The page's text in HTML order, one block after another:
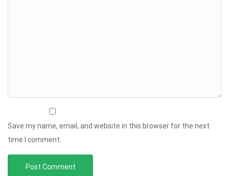
Save my name, email, and website in this browser for the next
time I comment.